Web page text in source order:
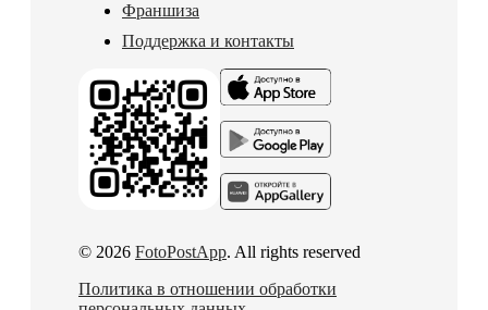
Франшиза
Поддержка и контакты
© 2026 FotoPostApp. All rights reserved
Политика в отношении обработки